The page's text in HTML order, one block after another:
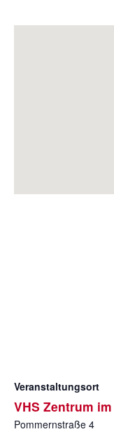
Veranstaltungsort
VHS Zentrum
Pommernstraße 4